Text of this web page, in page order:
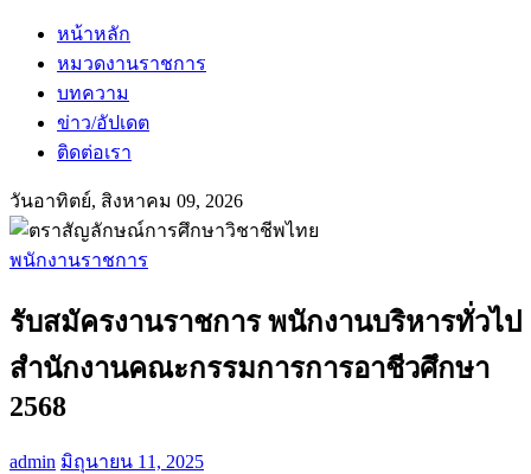
หน้าหลัก
หมวดงานราชการ
บทความ
ข่าว/อัปเดต
ติดต่อเรา
วันอาทิตย์, สิงหาคม 09, 2026
พนักงานราชการ
รับสมัครงานราชการ พนักงานบริหารทั่วไป
สำนักงานคณะกรรมการการอาชีวศึกษา
2568
admin มิถุนายน 11, 2025